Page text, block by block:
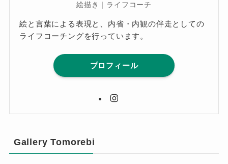
絵描き｜ライフコーチ
絵と言葉による表現と、内省・内観の伴走としての
ライフコーチングを行っています。
プロフィール
Gallery Tomorebi